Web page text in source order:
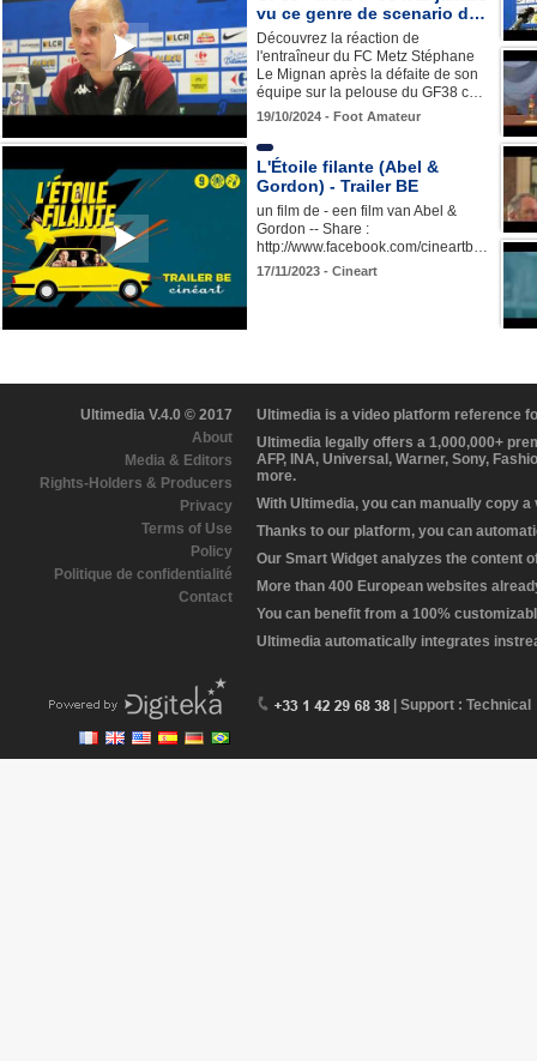
vu ce genre de scenario d…
Découvrez la réaction de
l'entraîneur du FC Metz Stéphane
Le Mignan après la défaite de son
équipe sur la pelouse du GF38 c…
19/10/2024 - Foot Amateur
L'Étoile filante (Abel &
Gordon) - Trailer BE
un film de - een film van Abel &
Gordon -- Share :
http://www.facebook.com/cineartb…
17/11/2023 - Cineart
Ultimedia V.4.0 © 2017
About
Media & Editors
Rights-Holders & Producers
Privacy
Terms of Use
Policy
Politique de confidentialité
Contact
Ultimedia is a video platform reference
Ultimedia legally offers a 1,000,000+
AFP, INA, Universal, Warner, Sony,
more.
With Ultimedia, you can manually copy
Thanks to our platform, you can
Our Smart Widget analyzes the content
More than 400 European websites
You can benefit from a 100%
Ultimedia automatically integrates
| Support : Technical